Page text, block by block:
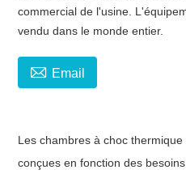
commercial de l'usine.
vendu dans le monde entier.
 Email
Les chambres à choc
conçues en fonction des